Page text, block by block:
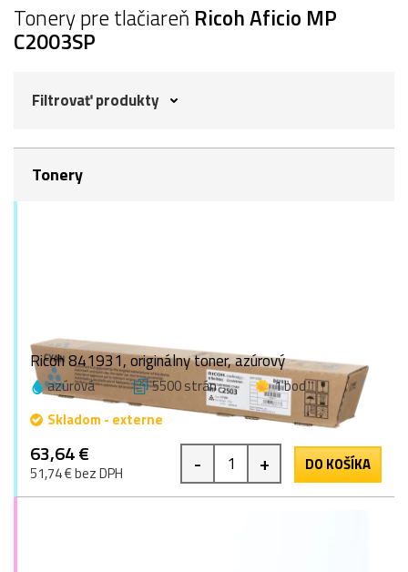
Tonery pre tlačiareň Ricoh Aficio MP
C2003SP
Filtrovať produkty
Tonery
Ricoh 841931, originálny toner, azúrový
azúrová 5500 strán
1 bod
Skladom - externe
63,64 €
51,74 € bez DPH - + DO KOŠÍKA